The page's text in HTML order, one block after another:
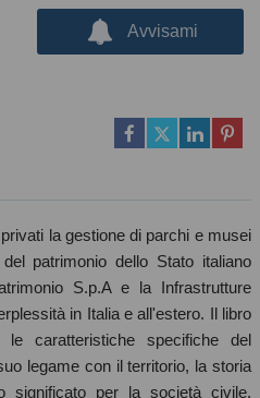
Avvisami
la gestione di parchi e musei
patrimonio dello Stato italiano
S.p.A e la Infrastrutture
in Italia e all'estero. Il libro
caratteristiche specifiche del
legame con il territorio, la storia
per la società civile.